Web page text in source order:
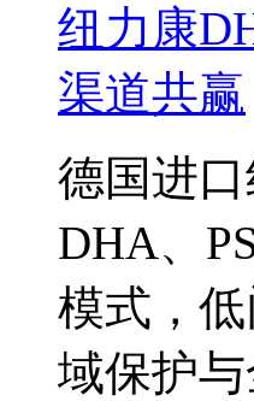
纽力康
渠道共赢
德国进
DHA、
模式，
域保护